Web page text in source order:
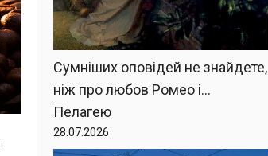
Сумніших оповідей не знайдете,
ніж про любов Ромео і…
Пелагею
28.07.2026